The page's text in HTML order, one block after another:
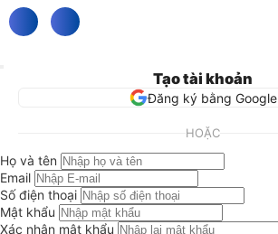
Tạo tài khoản
Đăng ký bằng Google
HOẶC
Họ và tên
Email
Số điện thoại
Mật khẩu
Xác nhận mật khẩu